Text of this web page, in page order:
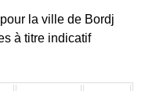
pour la ville de Bordj
à titre indicatif